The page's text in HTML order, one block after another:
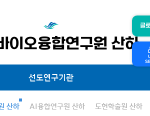
글
이오융합연구원 산하
선도연구기관
선도연구기관
산하 AI융합연구원 산하 도헌학술원 산하